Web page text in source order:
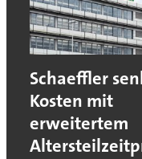
Schaeffler
Kosten mit
erweitertem